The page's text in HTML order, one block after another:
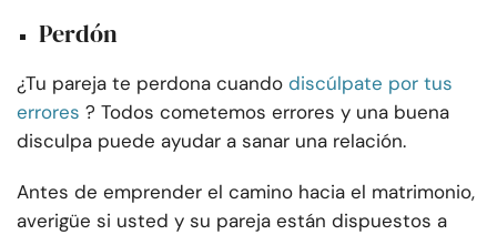
Perdón
¿Tu pareja te perdona cuando discúlpate por tus
errores ? Todos cometemos errores y una buena
disculpa puede ayudar a sanar una relación.
Antes de emprender el camino hacia el matrimonio,
averigüe si usted y su pareja están dispuestos a